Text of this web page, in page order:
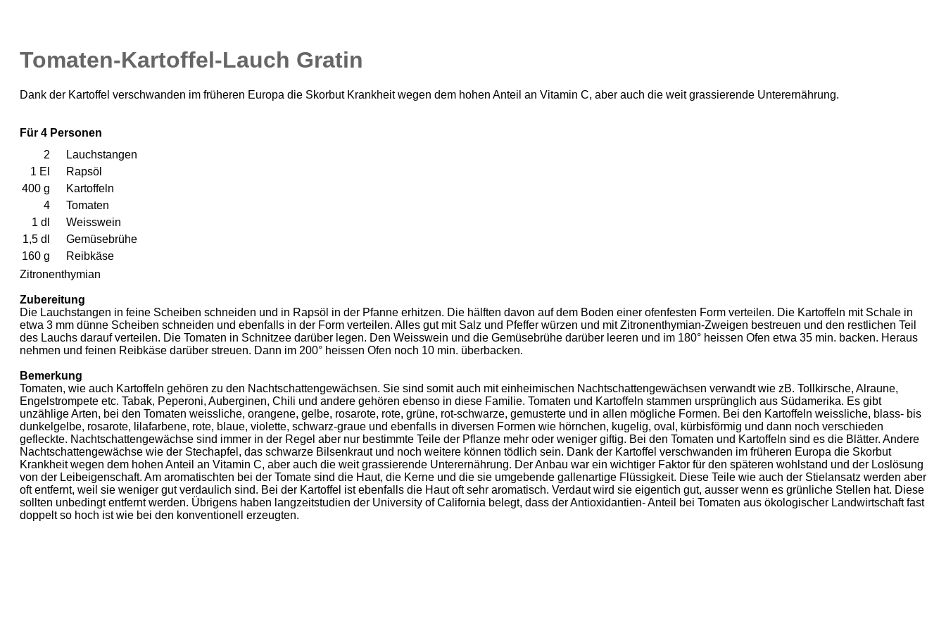
Tomaten-Kartoffel-Lauch Gratin
Dank der Kartoffel verschwanden im früheren Europa die Skorbut Krankheit wegen dem hohen Anteil an Vitamin C, aber auch die weit grassierende Unterernährung.
Für 4 Personen
2
Lauchstangen
1 El
Rapsöl
400 g
Kartoffeln
4
Tomaten
1 dl
Weisswein
1,5 dl
Gemüsebrühe
160 g
Reibkäse
Zitronenthymian
Zubereitung
Die Lauchstangen in feine Scheiben schneiden und in Rapsöl in der Pfanne erhitzen. Die hälften davon auf dem Boden einer ofenfesten Form verteilen. Die Kartoffeln mit Schale in
etwa 3 mm dünne Scheiben schneiden und ebenfalls in der Form verteilen. Alles gut mit Salz und Pfeffer würzen und mit Zitronenthymian-Zweigen bestreuen und den restlichen Teil
des Lauchs darauf verteilen. Die Tomaten in Schnitzee darüber legen. Den Weisswein und die Gemüsebrühe darüber leeren und im 180° heissen Ofen etwa 35 min. backen. Heraus
nehmen und feinen Reibkäse darüber streuen. Dann im 200° heissen Ofen noch 10 min. überbacken.
Bemerkung
Tomaten, wie auch Kartoffeln gehören zu den Nachtschattengewächsen. Sie sind somit auch mit einheimischen Nachtschattengewächsen verwandt wie zB. Tollkirsche, Alraune,
Engelstrompete etc. Tabak, Peperoni, Auberginen, Chili und andere gehören ebenso in diese Familie. Tomaten und Kartoffeln stammen ursprünglich aus Südamerika. Es gibt
unzählige Arten, bei den Tomaten weissliche, orangene, gelbe, rosarote, rote, grüne, rot-schwarze, gemusterte und in allen mögliche Formen. Bei den Kartoffeln weissliche, blass- bis
dunkelgelbe, rosarote, lilafarbene, rote, blaue, violette, schwarz-graue und ebenfalls in diversen Formen wie hörnchen, kugelig, oval, kürbisförmig und dann noch verschieden
gefleckte. Nachtschattengewächse sind immer in der Regel aber nur bestimmte Teile der Pflanze mehr oder weniger giftig. Bei den Tomaten und Kartoffeln sind es die Blätter. Andere
Nachtschattengewächse wie der Stechapfel, das schwarze Bilsenkraut und noch weitere können tödlich sein. Dank der Kartoffel verschwanden im früheren Europa die Skorbut
Krankheit wegen dem hohen Anteil an Vitamin C, aber auch die weit grassierende Unterernährung. Der Anbau war ein wichtiger Faktor für den späteren wohlstand und der Loslösung
von der Leibeigenschaft. Am aromatischten bei der Tomate sind die Haut, die Kerne und die sie umgebende gallenartige Flüssigkeit. Diese Teile wie auch der Stielansatz werden aber
oft entfernt, weil sie weniger gut verdaulich sind. Bei der Kartoffel ist ebenfalls die Haut oft sehr aromatisch. Verdaut wird sie eigentich gut, ausser wenn es grünliche Stellen hat. Diese
sollten unbedingt entfernt werden. Übrigens haben langzeitstudien der University of California belegt, dass der Antioxidantien- Anteil bei Tomaten aus ökologischer Landwirtschaft fast
doppelt so hoch ist wie bei den konventionell erzeugten.